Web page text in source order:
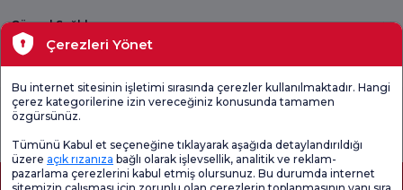
Güncel Sağlık
Tıbbi Birimler
Genel
Memnuniyet
Çerezleri Yönet
Bu internet sitesinin işletimi sırasında çerezler kullanılmaktadır. Hangi
çerez kategorilerine izin vereceğiniz konusunda tamamen
özgürsünüz.
Tümünü Kabul et seçeneğine tıklayarak aşağıda detaylandırıldığı
üzere açık rızanıza bağlı olarak işlevsellik, analitik ve reklam-
pazarlama çerezlerini kabul etmiş olursunuz. Bu durumda internet